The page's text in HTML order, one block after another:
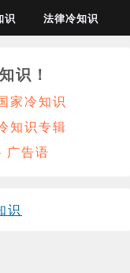
识 法律冷知识
识！
家冷知识
知识专辑
广告语
识